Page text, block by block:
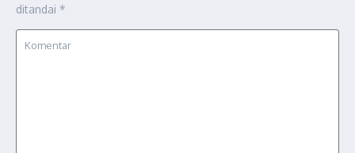
ditandai *